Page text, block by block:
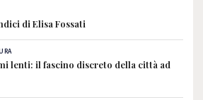
di Elisa Fossati
lenti: il fascino discreto della città ad